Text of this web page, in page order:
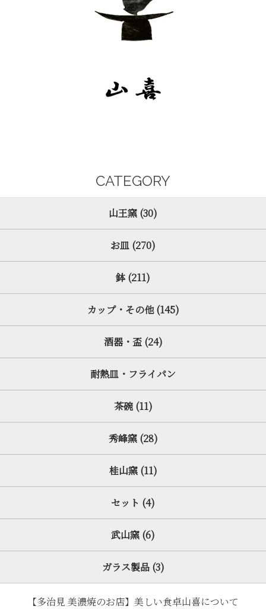
CATEGORY
山王窯 (30)
お皿 (270)
鉢 (211)
カップ・その他 (145)
酒器・盃 (24)
耐熱皿・フライパン
茶碗 (11)
秀峰窯 (28)
桂山窯 (11)
セット (4)
武山窯 (6)
ガラス製品 (3)
【多治見 美濃焼のお店】美しい食卓山喜について